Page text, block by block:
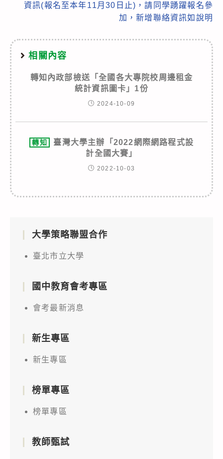
資訊(報名至本年11月30日止)，請同學踴躍報名參
加，新增聯絡資訊如說明
相關內容
轉知內政部檢送「全國各大專院校周邊租金
統計資訊圖卡」1份
2024-10-09
轉知
臺灣大學主辦「2022網際網路程式設
計全國大賽」
2022-10-03
大學策略聯盟合作
臺北市立大學
國中教育會考專區
會考最新消息
新生專區
新生專區
榜單專區
榜單專區
教師甄試